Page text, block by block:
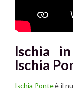
Ischia
Ischia
Ischia Ponteè il